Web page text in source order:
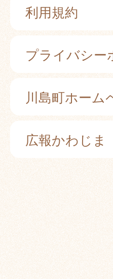
利用規約
プライバシー
川島町ホーム
広報かわじま